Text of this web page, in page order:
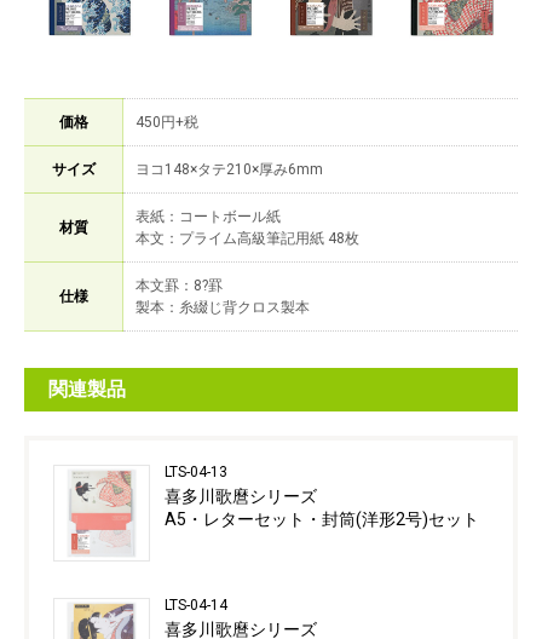
価格 450円+税
サイズ ヨコ148×タテ210×厚み6mm
材質
表紙：コートボール紙
本文：プライム高級筆記用紙 48枚
仕様
本文罫：8?罫
製本：糸綴じ背クロス製本
関連製品
LTS-04-13
喜多川歌麿シリーズ
A5・レターセット・封筒(洋形2号)セット
LTS-04-14
喜多川歌麿シリーズ